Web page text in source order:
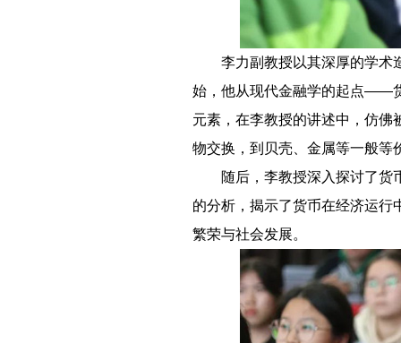
李力副教授以其深厚的学术
始，他从现代金融学的起点——
元素，在李教授的讲述中，仿佛
物交换，到贝壳、金属等一般等
随后，李教授深入探讨了货
的分析，揭示了货币在经济运行
繁荣与社会发展。